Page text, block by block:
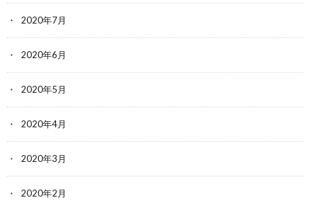
2020年7月
2020年6月
2020年5月
2020年4月
2020年3月
2020年2月